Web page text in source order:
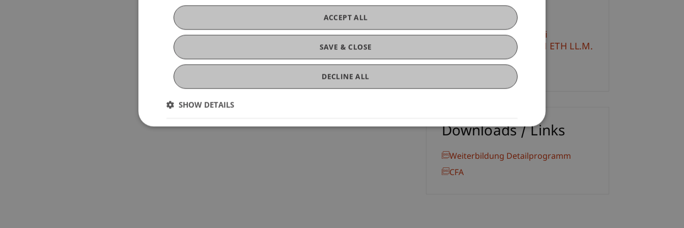
Contact
Dr. rer. oec. Jurij-Andrei
MSc UZH ETH LL.M.
Email
Downloads / Links
Weiterbildung Detailprogramm
CFA
SAVE & CLOSE
ACCEPT ALL
DECLINE ALL
SHOW DETAILS